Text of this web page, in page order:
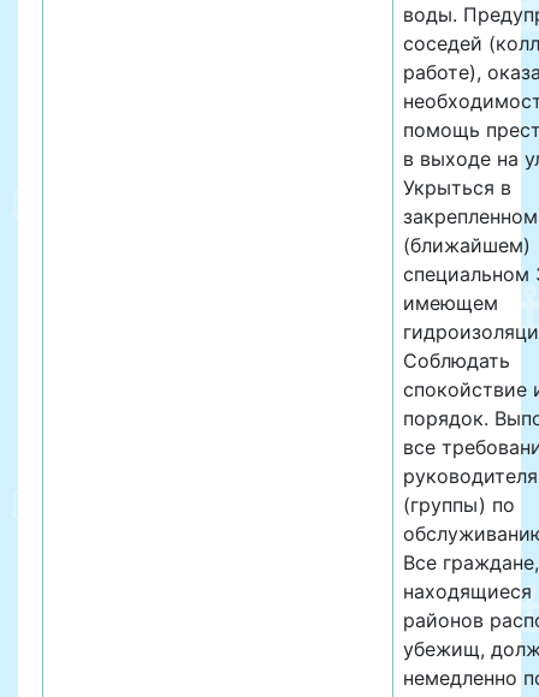
воды.
соседей
работе),
помощь
в выходе на
Укрыться в
закрепленном
(ближайшем)
специальном
имеющем
Соблюдать
спокойствие
порядок.
все
(группы) по
Все граждане,
находящиеся
районов
убежищ,
немедленно